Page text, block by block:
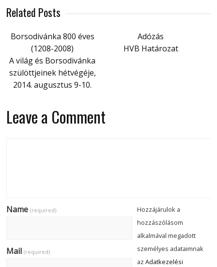
Related Posts
Borsodivánka 800 éves
(1208-2008)
Adózás
HVB Határozat
A világ és Borsodivánka
szülöttjeinek hétvégéje,
2014. augusztus 9-10.
Leave a Comment
Name(required)
Mail(required)
Hozzájárulok a
hozzászólásom
alkalmával megadott
személyes adataimnak
azAdatkezelési